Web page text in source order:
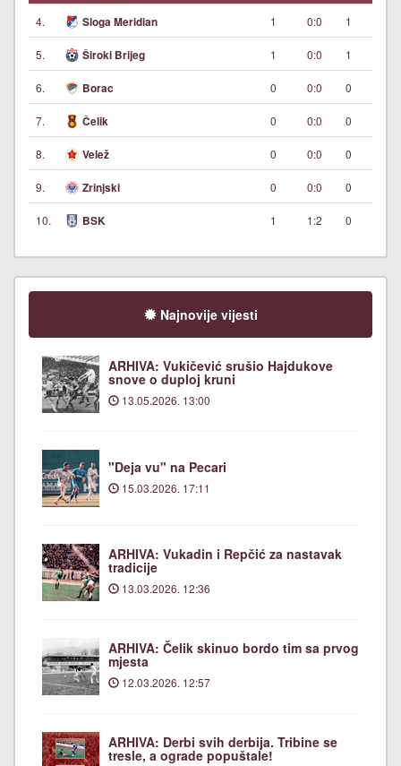
4. Sloga Meridian 1 0:0 1
5. Široki Brijeg 1 0:0 1
6. Borac 0 0:0 0
7. Čelik 0 0:0 0
8. Velež 0 0:0 0
9. Zrinjski 0 0:0 0
10. BSK 1 1:2 0
Najnovije vijesti
ARHIVA: Vukičević srušio Hajdukove
snove o duploj kruni
13.05.2026. 13:00
"Deja vu" na Pecari
15.03.2026. 17:11
ARHIVA: Vukadin i Repčić za nastavak
tradicije
13.03.2026. 12:36
ARHIVA: Čelik skinuo bordo tim sa prvog
mjesta
12.03.2026. 12:57
ARHIVA: Derbi svih derbija. Tribine se
tresle, a ograde popuštale!